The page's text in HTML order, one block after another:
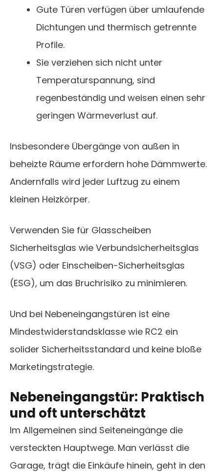
Gute Türen verfügen über umlaufende
Dichtungen und thermisch getrennte
Profile.
Sie verziehen sich nicht unter
Temperaturspannung, sind
regenbeständig und weisen einen sehr
geringen Wärmeverlust auf.
Insbesondere Übergänge von außen in
beheizte Räume erfordern hohe Dämmwerte.
Andernfalls wird jeder Luftzug zu einem
kleinen Heizkörper.
Verwenden Sie für Glasscheiben
Sicherheitsglas wie Verbundsicherheitsglas
(VSG) oder Einscheiben-Sicherheitsglas
(ESG), um das Bruchrisiko zu minimieren.
Und bei Nebeneingangstüren ist eine
Mindestwiderstandsklasse wie RC2 ein
solider Sicherheitsstandard und keine bloße
Marketingstrategie.
Nebeneingangstür: Praktisch
und oft unterschätzt
Im Allgemeinen sind Seiteneingänge die
versteckten Hauptwege. Man verlässt die
Garage, trägt die Einkäufe hinein, geht in den